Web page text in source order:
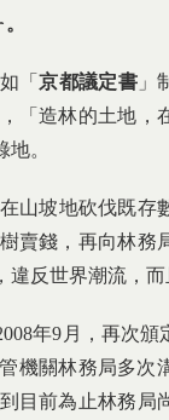
「京都議定書」
「造林的土地，
。
山坡地砍伐既存
賣錢，再向林務
反世界潮流，而
年9月，再次頒
機關林務局多次
目前為止林務局